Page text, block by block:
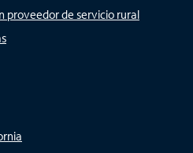
proveedor de servicio rural